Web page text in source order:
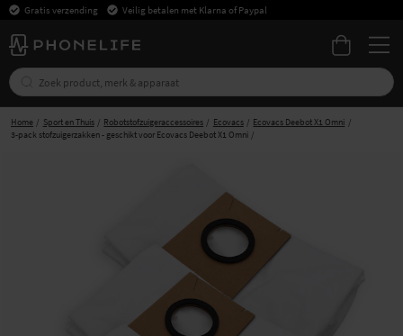
Gratis verzending Veilig betalen met Klarna of Paypal
Home Sport en Thuis Robotstofzuigeraccessoires Ecovacs
Ecovacs Deebot X1 Omni
3-pack stofzuigerzakken - geschikt voor Ecovacs Deebot X1 Omni